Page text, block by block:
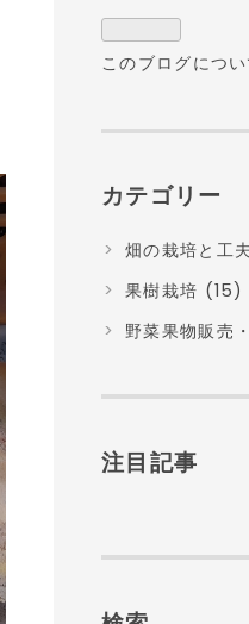
このブログについ
カテゴリー
畑の栽培と工
果樹栽培 (15)
野菜果物販売
注目記事